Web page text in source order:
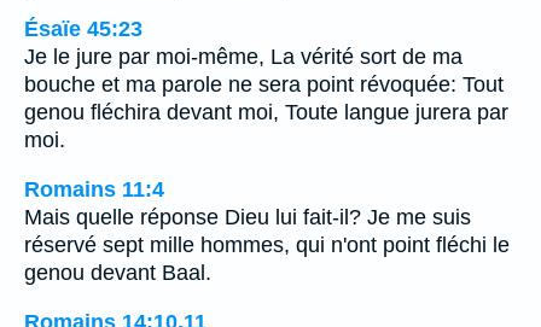
Ésaïe 45:23
Je le jure par moi-même, La vérité sort de ma
bouche et ma parole ne sera point révoquée: Tout
genou fléchira devant moi, Toute langue jurera par
moi.
Romains 11:4
Mais quelle réponse Dieu lui fait-il? Je me suis
réservé sept mille hommes, qui n'ont point fléchi le
genou devant Baal.
Romains 14:10,11